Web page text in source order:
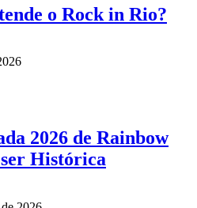
o Rock in Rio?
2026 de Rainbow
Histórica